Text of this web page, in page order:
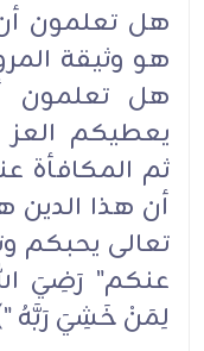
هل تعلمون
هو وثيقة
هل تعلمون
يعطيكم العز
ثم المكافأة
أن هذا الدين
تعالى يحبكم
عنكم" رَضِيَ
لِمَنْ خَشِيَ رَبَّهُ